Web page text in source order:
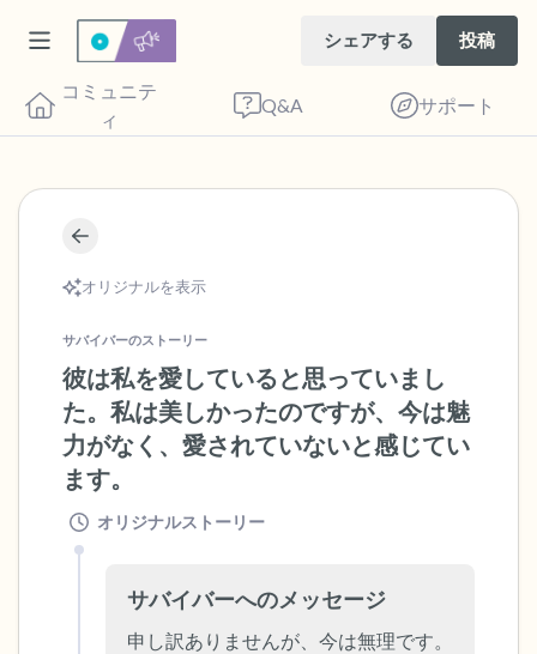
シェアする 投稿
コミュニテ
ィ
Q&A サポート
オリジナルを表示
サバイバーのストーリー
彼は私を愛していると思っていまし
た。私は美しかったのですが、今は魅
力がなく、愛されていないと感じてい
ます。
オリジナルストーリー
サバイバーへのメッセージ
申し訳ありませんが、今は無理です。
目を軽く閉じて、深呼吸を数回します。鼻
から息を吸い（3つ数え）、口から息を吐
きます（3つ数え）。さあ、目を開けて周
りを見回してください。以下のことを声に
出して言ってみてください。
ことができます）
感じるもの4つ（目の前にあるもので触れ
るものは何ですか？）